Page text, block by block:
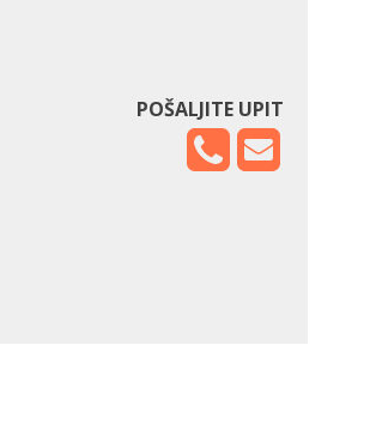
POŠALJITE UPIT